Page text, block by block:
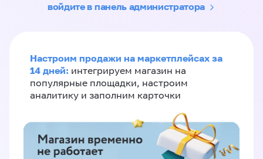
войдите в панель администратора
Настроим продажи на маркетплейсах за
14 дней: интегрируем магазин на
популярные площадки, настроим
аналитику и заполним карточки